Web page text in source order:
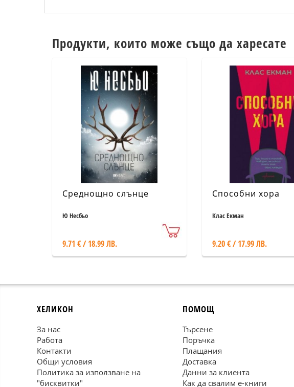
Продукти, които може също да харесате
Среднощно слънце
Ю Несбьо
9.71 € / 18.99 ЛВ.
Способни хора
Клас Екман
9.20 € / 17.99 ЛВ.
ХЕЛИКОН
За нас
Работа
Контакти
Общи условия
Политика за използване на
"бисквитки"
ПОМОЩ
Търсене
Поръчка
Плащания
Доставка
Данни за клиента
Как да свалим е-книги